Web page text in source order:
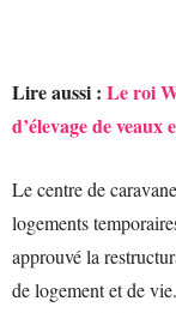
Lire aussi : Le roi
d’élevage de veaux
Le centre de
logements
approuvé la
de logement et de